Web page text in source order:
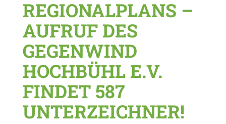
REGIONALPLANS –
AUFRUF DES
GEGENWIND
HOCHBÜHL E.V.
FINDET 587
UNTERZEICHNER!